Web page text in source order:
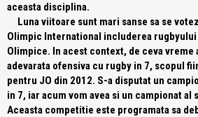
aceasta disciplina.
Luna viitoare sunt mari sanse sa se
Olimpic International includerea
Olimpice. In acest context, de ceva vreme
adevarata ofensiva cu rugby in 7, scopul
pentru JO din 2012. S-a disputat un
in 7, iar acum vom avea si un campionat
Aceasta competitie este programata sa